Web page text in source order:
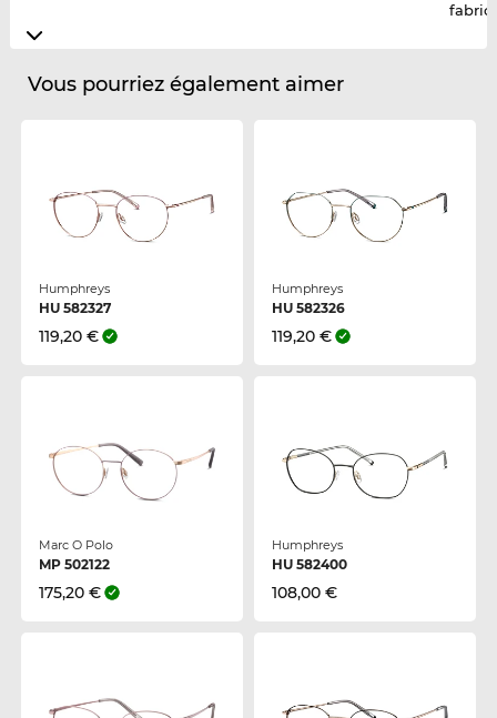
Vous pourriez également aimer
Humphreys
HU 582327
119,20 €
Humphreys
HU 582326
119,20 €
Marc O Polo
MP 502122
175,20 €
Humphreys
HU 582400
108,00 €